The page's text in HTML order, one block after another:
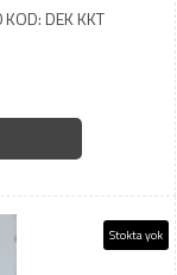
DEK KKT
Stokta yok